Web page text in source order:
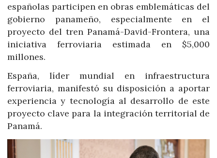
españolas participen en obras emblemáticas del
gobierno panameño, especialmente en el
proyecto del tren Panamá-David-Frontera, una
iniciativa ferroviaria estimada en $5,000
millones.
España, líder mundial en infraestructura
ferroviaria, manifestó su disposición a aportar
experiencia y tecnología al desarrollo de este
proyecto clave para la integración territorial de
Panamá.